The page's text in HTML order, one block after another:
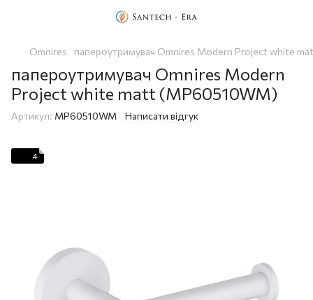
Omnires папероутримувач Omnires Modern Project white
папероутримувач Omnires Modern
Project white matt (MP60510WM)
Артикул: MP60510WM Написати відгук
4